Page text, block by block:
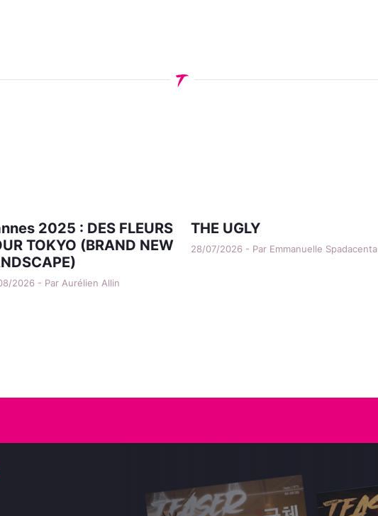
2025 : DES FLEURS
TOKYO (BRAND NEW
2026 - Par Aurélien Allin
THE UGLY
28/07/2026 - Par Emmanuelle Spadacenta